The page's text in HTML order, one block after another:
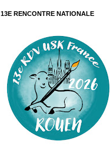
13E RENCONTRE NATIONALE